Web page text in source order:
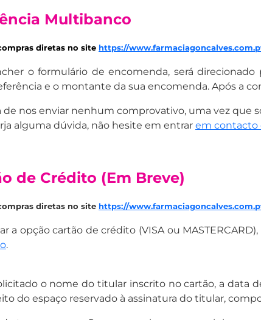
Multibanco
diretas no site https://
o formulário de encomenda, será
e o montante da sua encomenda. Após a
de nos enviar nenhum comprovativo, uma vez
alguma dúvida, não hesite em entrar em contacto
de Crédito (Em Breve)
diretas no site https://
a opção cartão de crédito (VISA ou
.
o nome do titular inscrito no cartão, a data
do espaço reservado à assinatura do titular,